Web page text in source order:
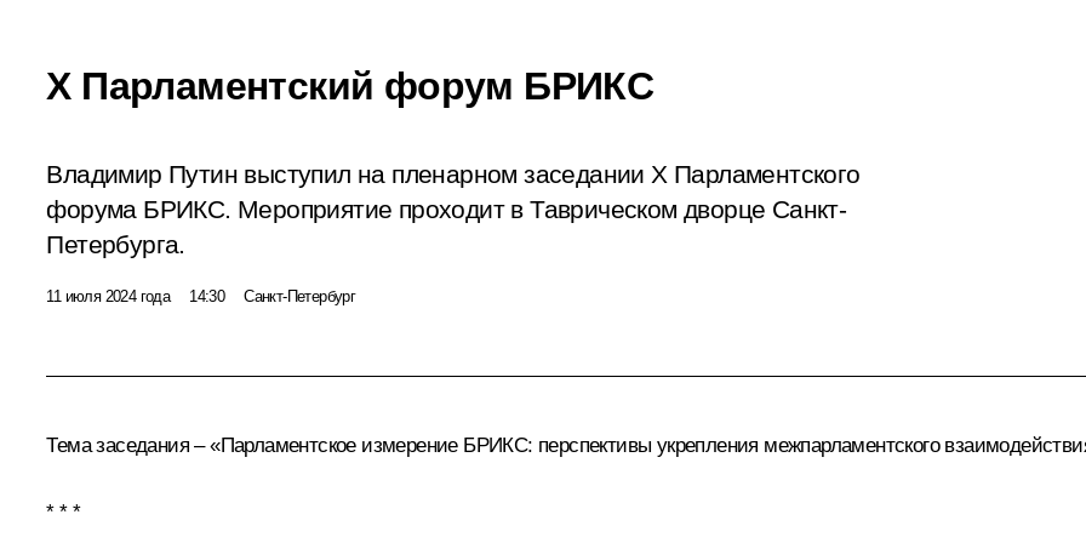
X Парламентский форум БРИКС
Владимир Путин выступил на пленарном заседании Х Парламентского
форума БРИКС. Мероприятие проходит в Таврическом дворце Санкт-
Петербурга.
11 июля 2024 года 14:30 Санкт-Петербург
Тема заседания – «Парламентское измерение БРИКС: перспективы укрепления межпарламентского
* * *